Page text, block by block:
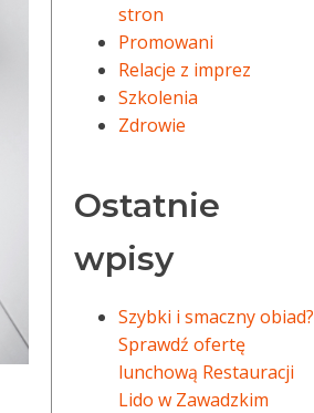
stron
Promowani
Relacje z imprez
Szkolenia
Zdrowie
Ostatnie
wpisy
Szybki i smaczny obiad?
Sprawdź ofertę
lunchową Restauracji
Lido w Zawadzkim